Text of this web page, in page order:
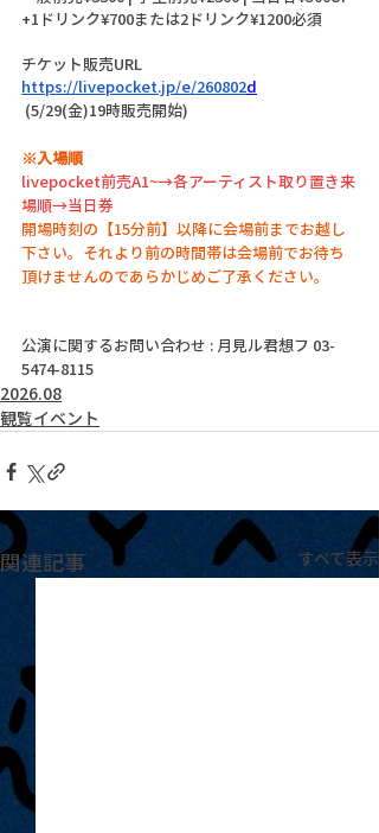
+1ドリンク¥700または2ドリンク¥1200必須
チケット販売URL
https://livepocket.jp/e/260802d
(5/29(金)19時販売開始)
※入場順
livepocket前売A1~→各アーティスト取り置き来
場順→当日券
開場時刻の【15分前】以降に会場前までお越し
下さい。それより前の時間帯は会場前でお待ち
頂けませんのであらかじめご了承ください。
公演に関するお問い合わせ : 月見ル君想フ 03-
5474-8115
2026.08
観覧イベント
関連記事 すべて表示